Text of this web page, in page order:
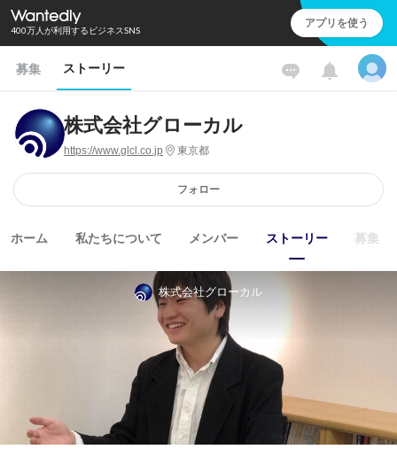
400万人が利用するビジネスSNS アプリを使う
募集 ストーリー
株式会社グローカル
https://www.glcl.co.jp 東京都
フォロー
ホーム 私たちについて メンバー ストーリー 募集
株式会社グローカル